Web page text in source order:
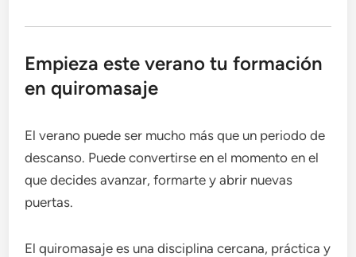
Empieza este verano tu formación
en quiromasaje
El verano puede ser mucho más que un periodo de
descanso. Puede convertirse en el momento en el
que decides avanzar, formarte y abrir nuevas
puertas.
El quiromasaje es una disciplina cercana, práctica y